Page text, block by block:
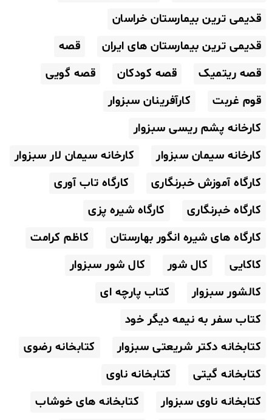
قدیمی ترین بیمارستان خراسان
قدیمی ترین بیمارستان های ایران
قصه
قصه ریتمیک
قصه کودکان
قصه گویی
قوم غربت
کارآفرینان سبزوار
کارخانه پشم ریسی سبزوار
کارخانه سیمان سبزوار
کارخانه سیمان لار سبزوار
کارگاه آموزش خبرنگاری
کارگاه تاب آوری
کارگاه خبرنگاری
کارگاه شیره پزی
کارگاه های شیره انگور بهارستان
کاظم کرامت
کاکایی
کال شور
کال شور سبزوار
کالشور سبزوار
کتاب پارچه ای
کتاب سفر به نیمه دیگر خود
کتابخانه دکتر شریعتی سبزوار
کتابخانه رضوی
کتابخانه گیتی
کتابخانه ناوی
کتابخانه ناوی سبزوار
کتابخانه های خوشاب